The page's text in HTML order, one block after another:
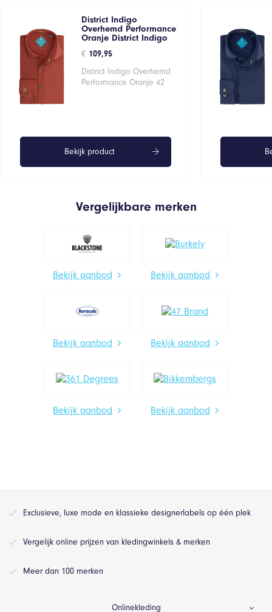
District Indigo
Overhemd Performance
Oranje District Indigo
€ 109,95
District Indigo Overhemd
Performance Oranje 42
Bekijk product
Vergelijkbare merken
Bekijk aanbod Bekijk aanbod
Bekijk aanbod Bekijk aanbod
Bekijk aanbod Bekijk aanbod
Exclusieve, luxe mode en klassieke designerlabels op één plek
Vergelijk online prijzen van kledingwinkels & merken
Meer dan 100 merken
Onlinekleding